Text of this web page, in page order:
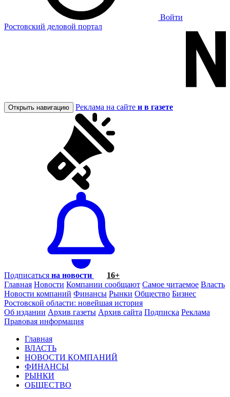
Войти
Ростовский деловой портал
Открыть навигацию Реклама на сайте и в газете
Подписаться на новости
16+
Главная Новости Компании сообщают Самое читаемое Власть
Новости компаний Финансы Рынки Общество Бизнес
Ростовской области: новейшая история
Об издании Архив газеты Архив сайта Подписка Реклама
Правовая информация
Главная
ВЛАСТЬ
НОВОСТИ КОМПАНИЙ
ФИНАНСЫ
РЫНКИ
ОБЩЕСТВО